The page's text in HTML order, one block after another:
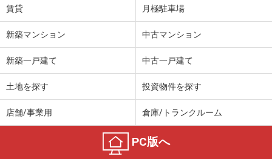
賃貸 月極駐車場
新築マンション 中古マンション
新築一戸建て 中古一戸建て
土地を探す 投資物件を探す
店舗/事業用 倉庫/トランクルーム
PC版へ